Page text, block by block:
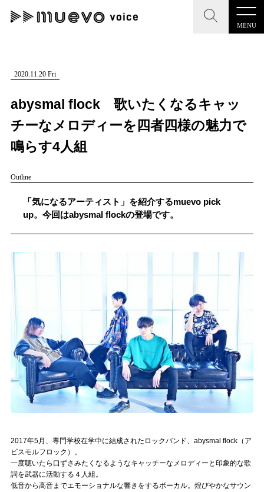
MENU
CLOSE
記事を検索する
#男性シンガー #HR/HM #女性シンガー
CLOSE
"読者の声を形にする”音楽特化メディア
記事一覧
プレスリリース一覧
お問い合わせ
LINK
muevoクラウドファンディング
muevoコミュニティ
ぶいクラ！by muevo
ぶいコミュ！by muevo
ぶいマガ！ by muevo
2020.11.20 Fri
abysmal flock 歌いたくなるキャッ
チーなメロディーを四者四様の魅力で
鳴らす4人組
Outline
「気になるアーティスト」を紹介するmuevo pick
up。今回はabysmal flockの登場です。
2017年5月、専門学校在学中に結成されたロックバンド、abysmal flock（ア
ビスモルフロック）。
一度聴いたら口ずさみたくなるようなキャッチーなメロディーと印象的な歌
詞を武器に活動する４人組。
低音から高音までエモーショナルな響きをするボーカル。煌びやかなサウン